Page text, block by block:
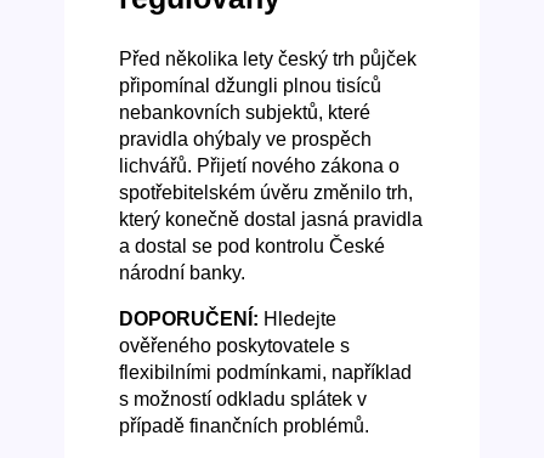
Před několika lety český trh půjček
připomínal džungli plnou tisíců
nebankovních subjektů, které
pravidla ohýbaly ve prospěch
lichvářů. Přijetí nového zákona o
spotřebitelském úvěru změnilo trh,
který konečně dostal jasná pravidla
a dostal se pod kontrolu České
národní banky.
DOPORUČENÍ: Hledejte
ověřeného poskytovatele s
flexibilními podmínkami, například
s možností odkladu splátek v
případě finančních problémů.